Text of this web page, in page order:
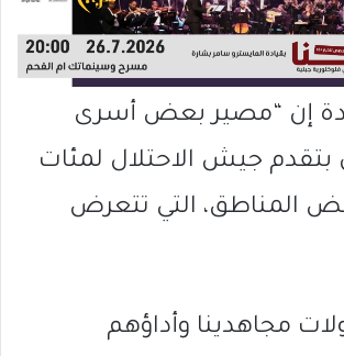
إن “مصير بعض أسرى
بتقدم جيش الاحتلال لمئات
المناطق، التي تتعرض
مجاهدينا وأداؤهم